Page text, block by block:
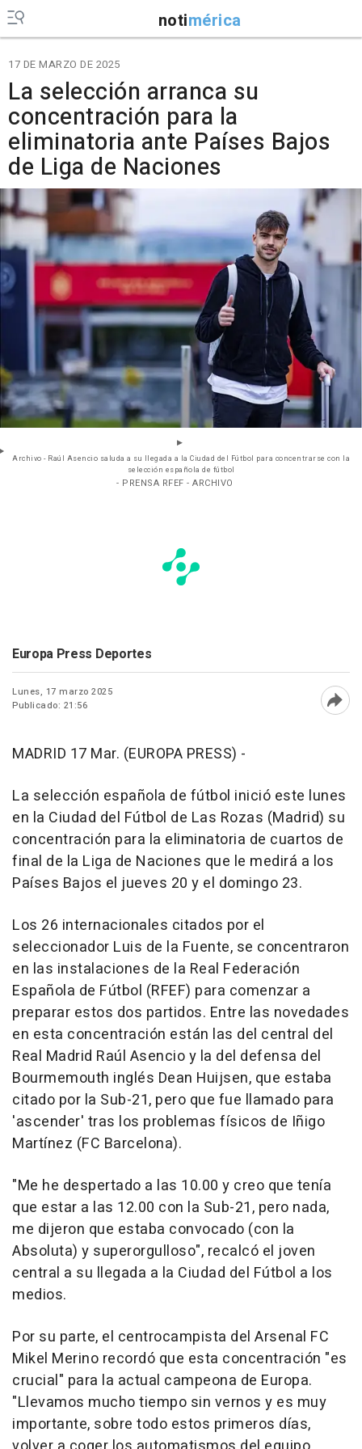
notimérica
17 DE MARZO DE 2025
La selección arranca su
concentración para la
eliminatoria ante Países Bajos
de Liga de Naciones
Archivo - Raúl Asencio saluda a su llegada a la Ciudad del Fútbol para concentrarse con la
selección española de fútbol
- PRENSA RFEF - ARCHIVO
Europa Press Deportes
Lunes, 17 marzo 2025
Publicado: 21:56
MADRID 17 Mar. (EUROPA PRESS) -
La selección española de fútbol inició este lunes
en la Ciudad del Fútbol de Las Rozas (Madrid) su
concentración para la eliminatoria de cuartos de
final de la Liga de Naciones que le medirá a los
Países Bajos el jueves 20 y el domingo 23.
Los 26 internacionales citados por el
seleccionador Luis de la Fuente, se concentraron
en las instalaciones de la Real Federación
Española de Fútbol (RFEF) para comenzar a
preparar estos dos partidos. Entre las novedades
en esta concentración están las del central del
Real Madrid Raúl Asencio y la del defensa del
Bourmemouth inglés Dean Huijsen, que estaba
citado por la Sub-21, pero que fue llamado para
'ascender' tras los problemas físicos de Iñigo
Martínez (FC Barcelona).
"Me he despertado a las 10.00 y creo que tenía
que estar a las 12.00 con la Sub-21, pero nada,
me dijeron que estaba convocado (con la
Absoluta) y superorgulloso", recalcó el joven
central a su llegada a la Ciudad del Fútbol a los
medios.
Por su parte, el centrocampista del Arsenal FC
Mikel Merino recordó que esta concentración "es
crucial" para la actual campeona de Europa.
"Llevamos mucho tiempo sin vernos y es muy
importante, sobre todo estos primeros días,